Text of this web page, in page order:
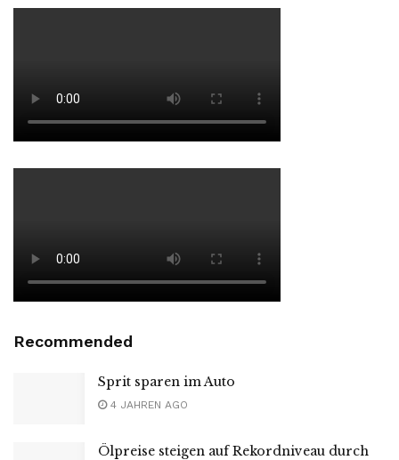
Recommended
Sprit sparen im Auto
4 JAHREN AGO
Ölpreise steigen auf Rekordniveau durch